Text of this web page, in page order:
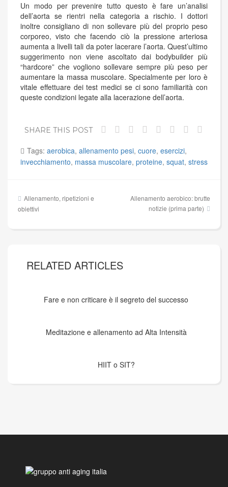
Un modo per prevenire tutto questo è fare un’analisi
dell’aorta se rientri nella categoria a rischio. I dottori
inoltre consigliano di non sollevare più del proprio peso
corporeo, visto che facendo ciò la pressione arteriosa
aumenta a livelli tali da poter lacerare l’aorta. Quest’ultimo
suggerimento non viene ascoltato dai bodybuilder più
“hardcore” che vogliono sollevare sempre più peso per
aumentare la massa muscolare. Specialmente per loro è
vitale effettuare dei test medici se ci sono familiarità con
queste condizioni legate alla lacerazione dell’aorta.
SHARE THIS POST
Tags: aerobica, allenamento pesi, cuore, esercizi,
invecchiamento, massa muscolare, proteine, squat, stress
Navigazione
articoli
Allenamento, ripetizioni e
obiettivi
Allenamento aerobico: brutte
notizie (prima parte)
RELATED ARTICLES
Fare e non criticare è il segreto del successo
Meditazione e allenamento ad Alta Intensità
HIIT o SIT?